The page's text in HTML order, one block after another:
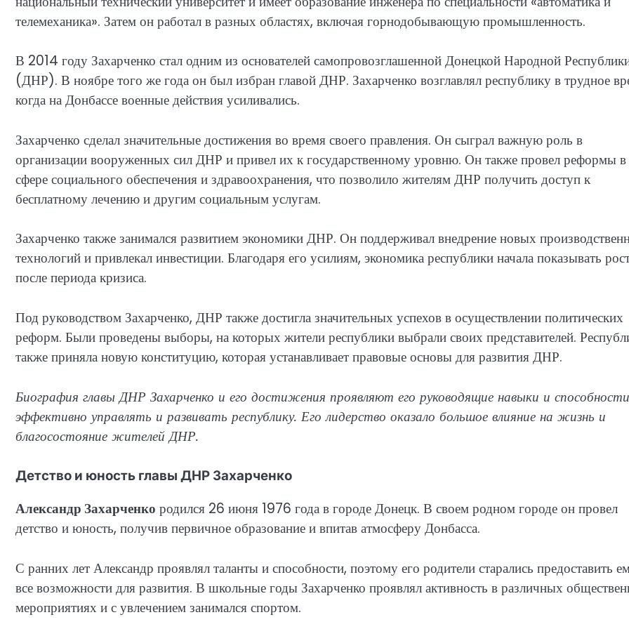
телемеханика». Затем он работал в разных областях, включая горнодобывающую промышленность.
В 2014 году Захарченко стал одним из основателей самопровозглашенной Донецкой Народной
(ДНР). В ноябре того же года он был избран главой ДНР. Захарченко возглавлял республику в трудное
когда на Донбассе военные действия усиливались.
Захарченко сделал значительные достижения во время своего правления. Он сыграл важную роль в
организации вооруженных сил ДНР и привел их к государственному уровню. Он также провел реформы в
сфере социального обеспечения и здравоохранения, что позволило жителям ДНР получить доступ к
бесплатному лечению и другим социальным услугам.
Захарченко также занимался развитием экономики ДНР. Он поддерживал внедрение новых
технологий и привлекал инвестиции. Благодаря его усилиям, экономика республики начала показывать
после периода кризиса.
Под руководством Захарченко, ДНР также достигла значительных успехов в осуществлении политических
реформ. Были проведены выборы, на которых жители республики выбрали своих представителей.
также приняла новую конституцию, которая устанавливает правовые основы для развития ДНР.
Биография главы ДНР Захарченко и его достижения проявляют его руководящие навыки и способности
эффективно управлять и развивать республику. Его лидерство оказало большое влияние на жизнь и
благосостояние жителей ДНР.
Детство и юность главы ДНР Захарченко
Александр Захарченко родился 26 июня 1976 года в городе Донецк. В своем родном городе он провел
детство и юность, получив первичное образование и впитав атмосферу Донбасса.
С ранних лет Александр проявлял таланты и способности, поэтому его родители старались предоставить
все возможности для развития. В школьные годы Захарченко проявлял активность в различных
мероприятиях и с увлечением занимался спортом.